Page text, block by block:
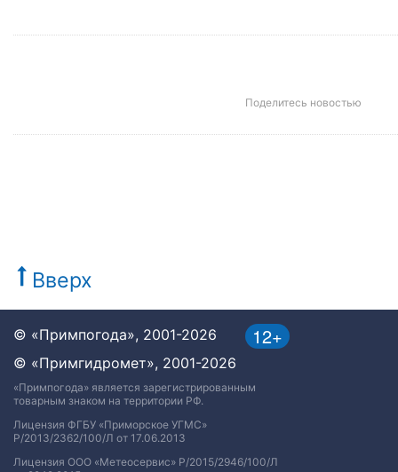
Поделитесь новостью
Вверх
12+
© «Примпогода», 2001-2026
© «Примгидромет», 2001-2026
«Примпогода» является зарегистрированным
товарным знаком на территории РФ.
Лицензия ФГБУ «Приморское УГМС»
Р/2013/2362/100/Л от 17.06.2013
Лицензия ООО «Метеосервис» Р/2015/2946/100/Л